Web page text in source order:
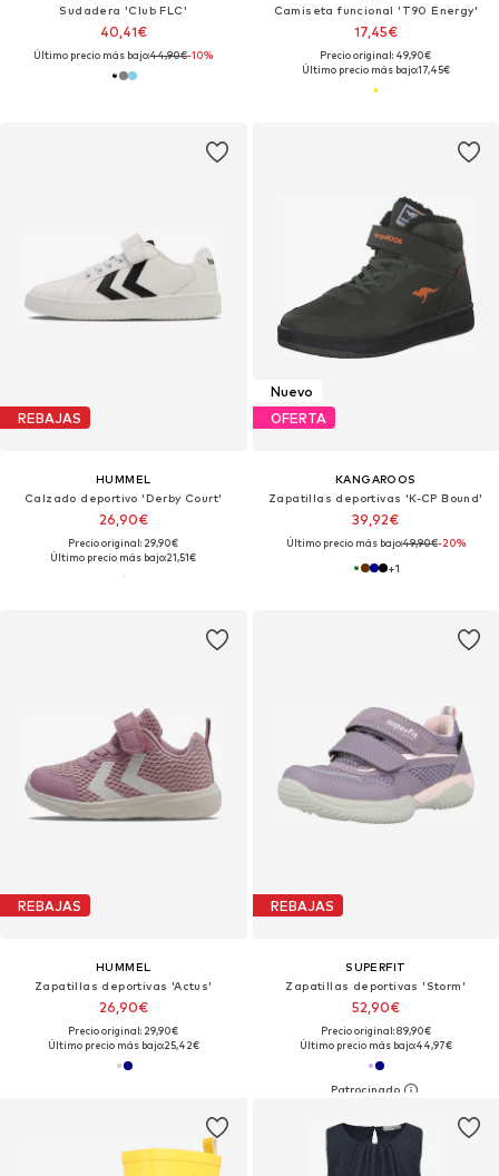
Sudadera 'Club FLC'
40,41€
Último precio más bajo:44,90€-10%
Camiseta funcional 'T90 Energy'
17,45€
Precio original: 49,90€
Último precio más bajo:17,45€
REBAJAS
HUMMEL
Calzado deportivo 'Derby Court'
26,90€
Precio original: 29,90€
Último precio más bajo:21,51€
Nuevo
OFERTA
KANGAROOS
Zapatillas deportivas 'K-CP Bound'
39,92€
Último precio más bajo:49,90€-20%
+1
REBAJAS
HUMMEL
Zapatillas deportivas 'Actus'
26,90€
Precio original: 29,90€
Último precio más bajo:25,42€
REBAJAS
SUPERFIT
Zapatillas deportivas 'Storm'
52,90€
Precio original: 89,90€
Último precio más bajo:44,97€